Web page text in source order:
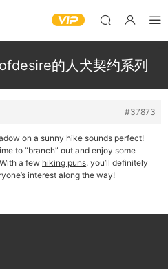
的人犬契约系列
#37873
on a sunny hike sounds perfect!
to “branch” out and enjoy some
a few hiking puns, you’ll definitely
interest along the way!